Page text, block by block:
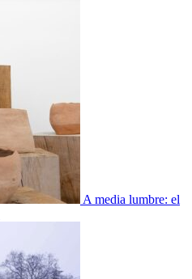
A media lumbre: el